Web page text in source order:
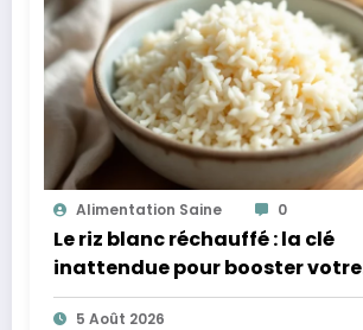
Alimentation Saine 0
Le riz blanc réchauffé : la clé
inattendue pour booster votre
microbiote
5 Août 2026